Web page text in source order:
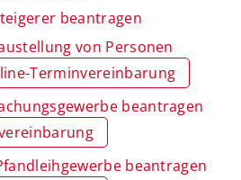
beantragen
von Personen
Terminvereinbarung
beantragen
beantragen